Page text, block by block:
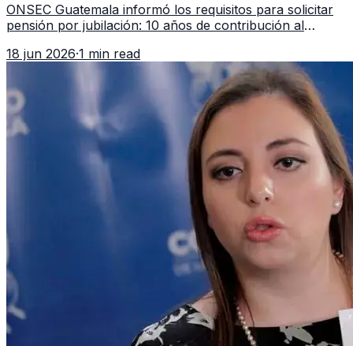
ONSEC Guatemala informó los requisitos para solicitar
pensión por jubilación: 10 años de contribución al
importar edad.
18 jun 2026·1 min read